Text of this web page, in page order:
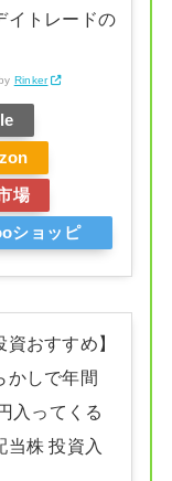
イトレードの
Rinker
場
ショッピ
資おすすめ】
かしで年間
入ってくる
株 投資入